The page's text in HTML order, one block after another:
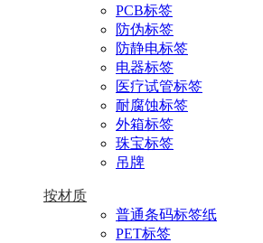
PCB标签
防伪标签
防静电标签
电器标签
医疗试管标签
耐腐蚀标签
外箱标签
珠宝标签
吊牌
按材质
普通条码标签纸
PET标签